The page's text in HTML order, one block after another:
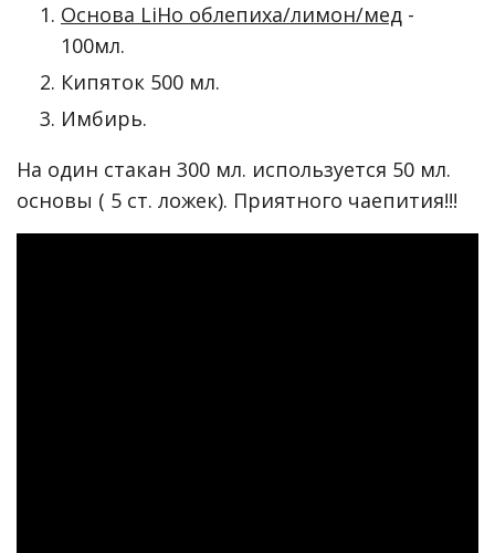
Основа LiHo облепиха/лимон/мед -
100мл.
Кипяток 500 мл.
Имбирь.
На один стакан 300 мл. используется 50 мл.
основы ( 5 ст. ложек). Приятного чаепития!!!